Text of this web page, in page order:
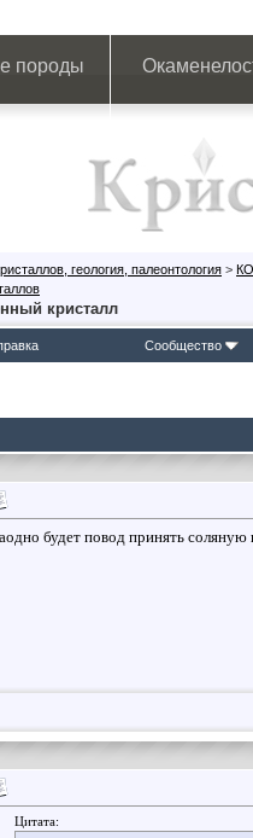
породы
геология, палеонтология >
кристалл
Сообщество
будет повод принять соляную
Цитата: